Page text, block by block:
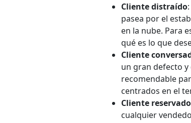
Cliente distraído
pasea por el
en la nube. Para
qué es lo que
Cliente
un gran defecto y
recomendable
centrados en el
Cliente reservado
cualquier